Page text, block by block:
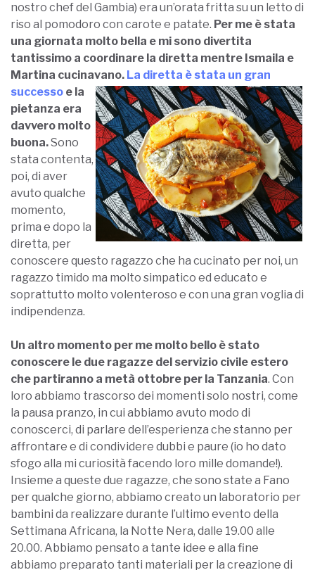
nostro chef del Gambia) era un’orata fritta su un letto di
riso al pomodoro con carote e patate. Per me è stata
una giornata molto bella e mi sono divertita
tantissimo a coordinare la diretta mentre Ismaila e
Martina cucinavano. La diretta è stata un gran
successo e la
pietanza era
davvero molto
buona.Sono
stata contenta,
poi, di aver
avuto qualche
momento,
prima e dopo la
diretta, per
conoscere questo ragazzo che ha cucinato per noi, un
ragazzo timido ma molto simpatico ed educato e
soprattutto molto volenteroso e con una gran voglia di
indipendenza.
Un altro momento per me molto bello è stato
conoscere le due ragazze del servizio civile estero
che partiranno a metà ottobre per la Tanzania. Con
loro abbiamo trascorso dei momenti solo nostri, come
la pausa pranzo, in cui abbiamo avuto modo di
conoscerci, di parlare dell’esperienza che stanno per
affrontare e di condividere dubbi e paure (io ho dato
sfogo alla mi curiosità facendo loro mille domande!).
Insieme a queste due ragazze, che sono state a Fano
per qualche giorno, abbiamo creato un laboratorio per
bambini da realizzare durante l’ultimo evento della
Settimana Africana, la Notte Nera, dalle 19.00 alle
20.00. Abbiamo pensato a tante idee e alla fine
abbiamo preparato tanti materiali per la creazione di